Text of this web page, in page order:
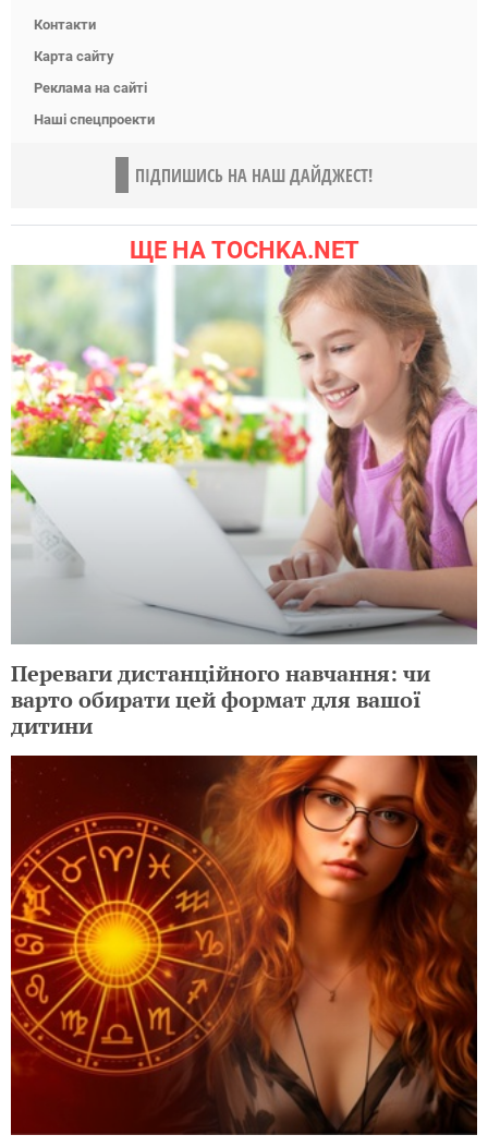
Контакти
Карта сайту
Реклама на сайті
Наші спецпроекти
ПІДПИШИСЬ НА НАШ ДАЙДЖЕСТ!
ЩЕ НА TOCHKA.NET
Переваги дистанційного навчання: чи
варто обирати цей формат для вашої
дитини